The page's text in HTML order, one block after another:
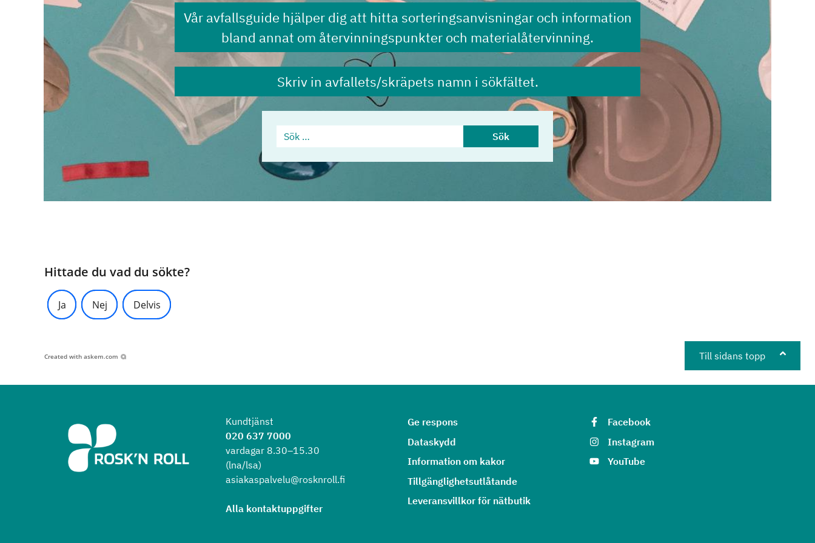
Vår avfallsguide hjälper dig att hitta sorteringsanvisningar och information
bland annat om återvinningspunkter och materialåtervinning.
Skriv in avfallets/skräpets namn i sökfältet.
Sök … Sök
Hittade du vad du sökte?
Ja Nej Delvis
Created with askem.com Till sidans topp
Kundtjänst
020 637 7000
vardagar 8.30–15.30
(lna/lsa)
asiakaspalvelu@rosknroll.fi
Alla kontaktuppgifter
Ge respons
Dataskydd
Information om kakor
Tillgänglighetsutlåtande
Leveransvillkor för nätbutik
Facebook
Instagram
YouTube